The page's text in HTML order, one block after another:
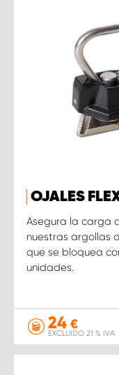
OJALES
Asegura la carga
nuestras argollas
que se bloquea
unidades.
24 €
EXCLUIDO 21 % IVA